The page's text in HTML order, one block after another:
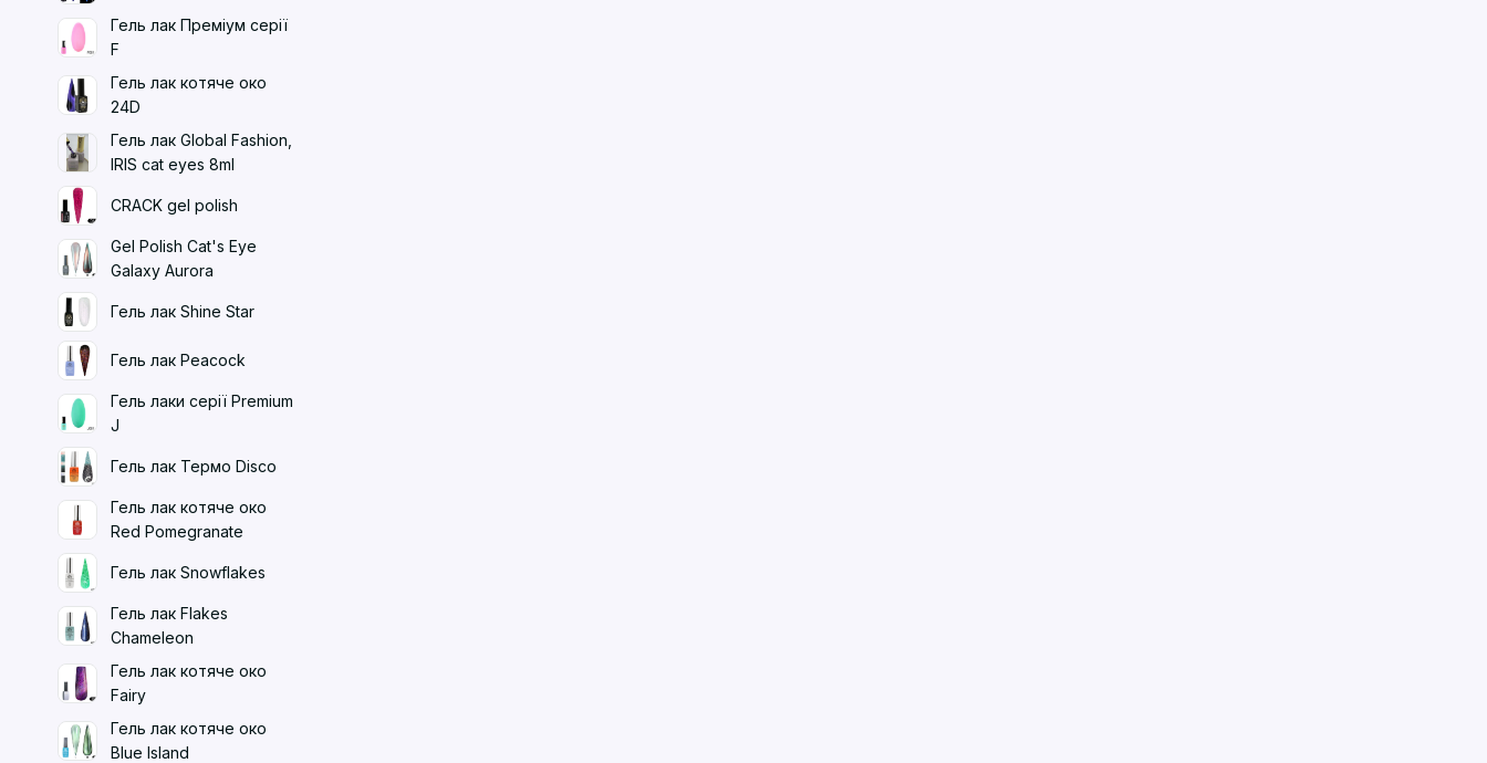
Гель лак Преміум серії
F
Гель лак котяче око
24D
Гель лак Global Fashion,
IRIS cat eyes 8ml
CRACK gel polish
Gel Polish Cat's Eye
Galaxy Aurora
Гель лак Shine Star
Гель лак Peacock
Гель лаки серії Premium
J
Гель лак Термо Disco
Гель лак котяче око
Red Pomegranate
Гель лак Snowflakes
Гель лак Flakes
Chameleon
Гель лак котяче око
Fairy
Гель лак котяче око
Blue Island